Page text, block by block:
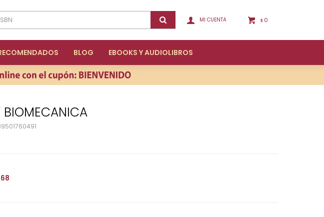
BLOG EBOOKS Y AUDIOLIBROS
$ 0
BIOMECANICA